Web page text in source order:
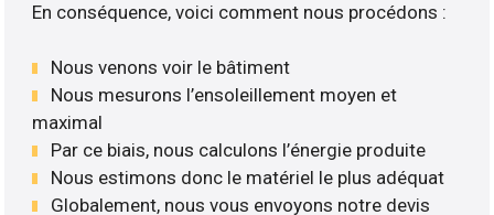
En conséquence, voici comment nous procédons :
Nous venons voir le bâtiment
Nous mesurons l’ensoleillement moyen et
maximal
Par ce biais, nous calculons l’énergie produite
Nous estimons donc le matériel le plus adéquat
Globalement, nous vous envoyons notre devis